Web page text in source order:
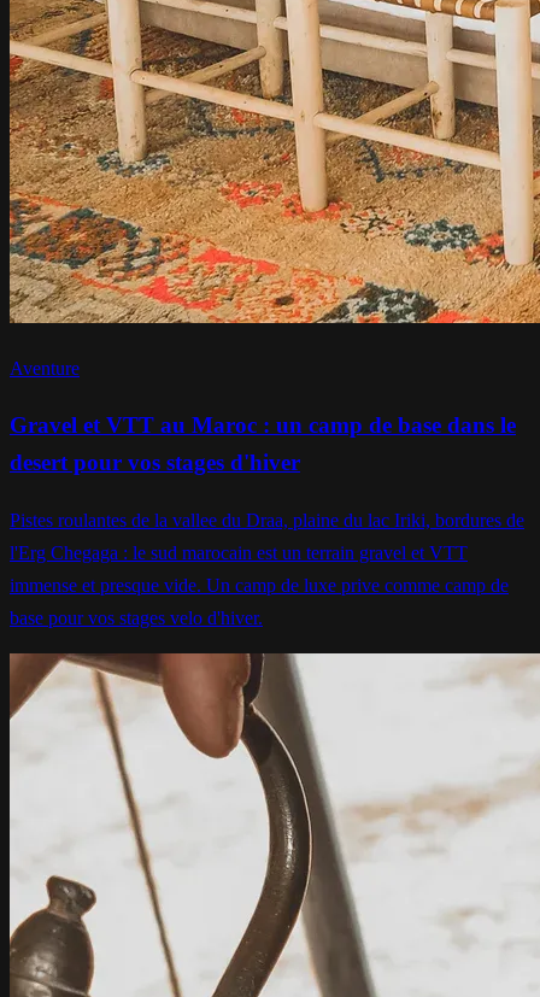
Aventure
Gravel et VTT au Maroc : un camp de base dans le
desert pour vos stages d'hiver
Pistes roulantes de la vallee du Draa, plaine du lac Iriki, bordures de
l'Erg Chegaga : le sud marocain est un terrain gravel et VTT
immense et presque vide. Un camp de luxe prive comme camp de
base pour vos stages velo d'hiver.